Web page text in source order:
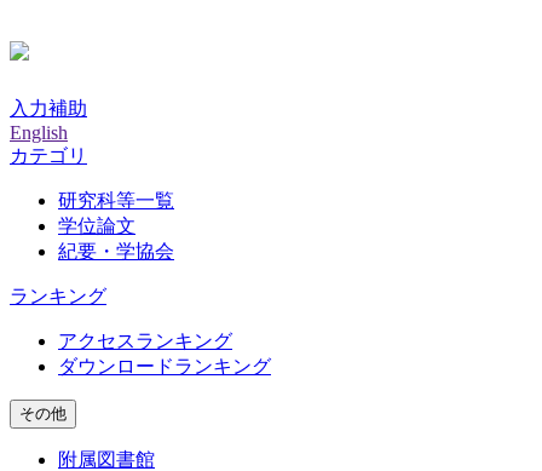
入力補助
English
カテゴリ
研究科等一覧
学位論文
紀要・学協会
ランキング
アクセスランキング
ダウンロードランキング
その他
附属図書館